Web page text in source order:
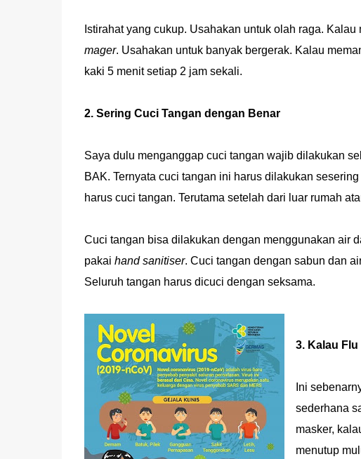
Istirahat yang cukup. Usahakan untuk olah raga.
mager. Usahakan untuk banyak bergerak. Kalau
kaki 5 menit setiap 2 jam sekali.
2. Sering Cuci Tangan dengan Benar
Saya dulu menganggap cuci tangan wajib dilakukan
BAK. Ternyata cuci tangan ini harus dilakukan
harus cuci tangan. Terutama setelah dari luar rumah
Cuci tangan bisa dilakukan dengan menggunakan air
pakai hand sanitiser. Cuci tangan dengan sabun dan
Seluruh tangan harus dicuci dengan seksama.
3. Kalau
Ini
sederhana
masker,
menutup